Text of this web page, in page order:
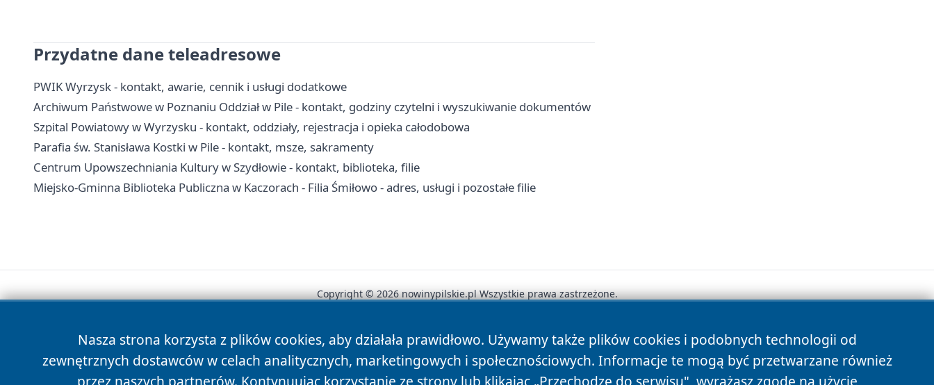
Przydatne dane teleadresowe
PWIK Wyrzysk - kontakt, awarie, cennik i usługi dodatkowe
Archiwum Państwowe w Poznaniu Oddział w Pile - kontakt, godziny czytelni i wyszukiwanie dokumentów
Szpital Powiatowy w Wyrzysku - kontakt, oddziały, rejestracja i opieka całodobowa
Parafia św. Stanisława Kostki w Pile - kontakt, msze, sakramenty
Centrum Upowszechniania Kultury w Szydłowie - kontakt, biblioteka, filie
Miejsko-Gminna Biblioteka Publiczna w Kaczorach - Filia Śmiłowo - adres, usługi i pozostałe filie
Nasza strona korzysta z plików cookies, aby działała prawidłowo. Używamy także plików cookies i podobnych technologii od
zewnętrznych dostawców w celach analitycznych, marketingowych i społecznościowych. Informacje te mogą być przetwarzane również
przez naszych partnerów. Kontynuując korzystanie ze strony lub klikając „Przechodzę do serwisu", wyrażasz zgodę na użycie
Copyright © 2026 nowinypilskie.pl Wszystkie prawa zastrzeżone.
News Autorzy Polityka Prywatności Polityka Cookies